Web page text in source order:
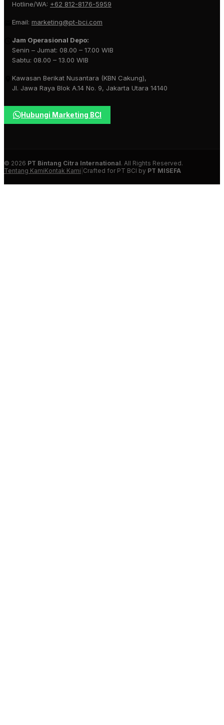
Hotline/WA: +62 812-8176-5959
Email: marketing@pt-bci.com
Jam Operasional Depo:
Senin – Jumat: 08.00 – 17.00 WIB
Sabtu: 08.00 – 13.00 WIB
Kawasan Berikat Nusantara (KBN Cakung),
Jl. Jawa Raya Blok A.14 No. 9, Jakarta Utara 14140
Hubungi Marketing BCI
© 2026 PT Bintang Citra International. All Rights Reserved.
Tentang KamiKontak Kami Crafted for PT BCI by PT MISEFA